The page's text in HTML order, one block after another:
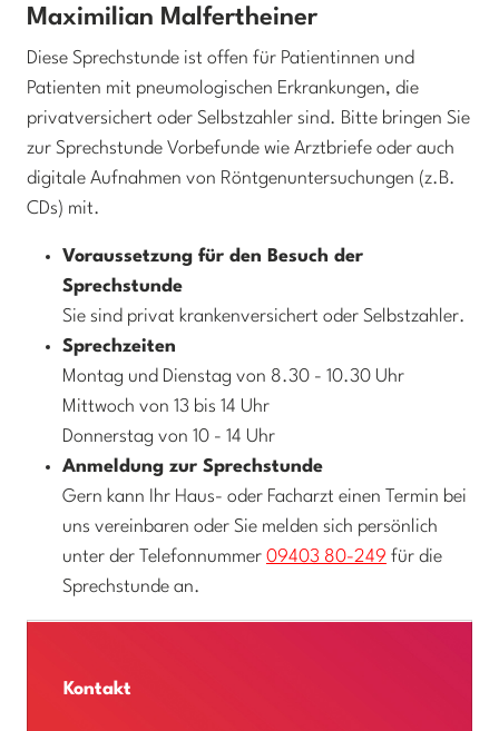
Maximilian Malfertheiner
Diese Sprechstunde ist offen für Patientinnen und
Patienten mit pneumologischen Erkrankungen, die
privatversichert oder Selbstzahler sind. Bitte bringen Sie
zur Sprechstunde Vorbefunde wie Arztbriefe oder auch
digitale Aufnahmen von Röntgenuntersuchungen (z.B.
CDs) mit.
Voraussetzung für den Besuch der
Sprechstunde
Sie sind privat krankenversichert oder Selbstzahler.
Sprechzeiten
Montag und Dienstag von 8.30 - 10.30 Uhr
Mittwoch von 13 bis 14 Uhr
Donnerstag von 10 - 14 Uhr
Anmeldung zur Sprechstunde
Gern kann Ihr Haus- oder Facharzt einen Termin bei
uns vereinbaren oder Sie melden sich persönlich
unter der Telefonnummer 09403 80-249 für die
Sprechstunde an.
Kontakt